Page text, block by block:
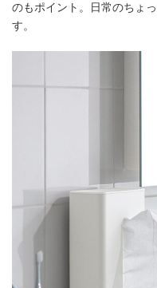
のもポイント。日常のちょ
す。